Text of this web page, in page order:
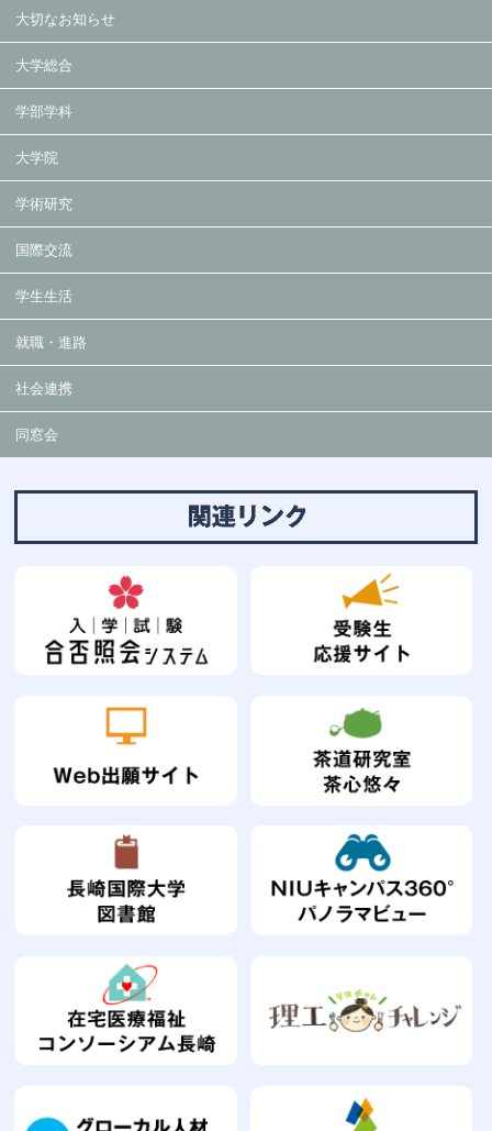
大切なお知らせ
大学総合
学部学科
大学院
学術研究
国際交流
学生生活
就職・進路
社会連携
同窓会